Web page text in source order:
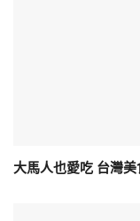
大馬人也愛吃 台灣